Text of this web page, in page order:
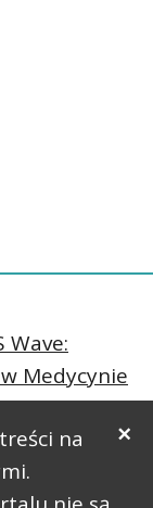
×
na
Wave:
Medycynie